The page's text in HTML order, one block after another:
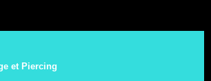
et Piercing